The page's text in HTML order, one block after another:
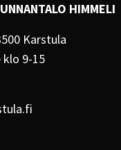
HIMMELI
Karstula
klo 9-15